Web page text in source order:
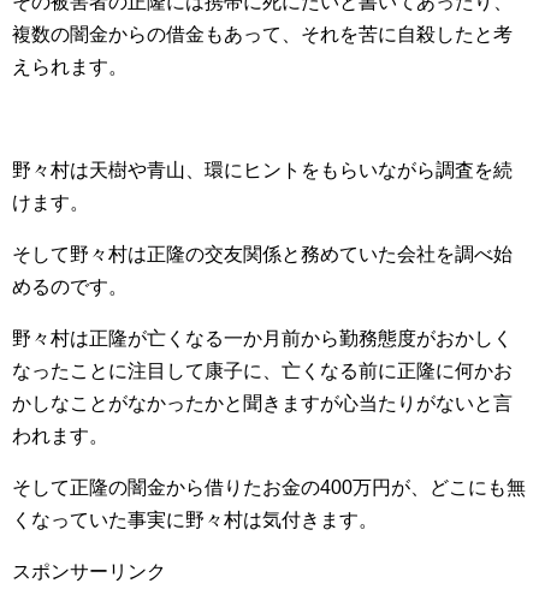
複数の闇金からの借金もあって、それを苦に自殺したと考
えられます。
野々村は天樹や青山、環にヒントをもらいながら調査を続
けます。
そして野々村は正隆の交友関係と務めていた会社を調べ始
めるのです。
野々村は正隆が亡くなる一か月前から勤務態度がおかしく
なったことに注目して康子に、亡くなる前に正隆に何かお
かしなことがなかったかと聞きますが心当たりがないと言
われます。
そして正隆の闇金から借りたお金の400万円が、どこにも無
くなっていた事実に野々村は気付きます。
スポンサーリンク